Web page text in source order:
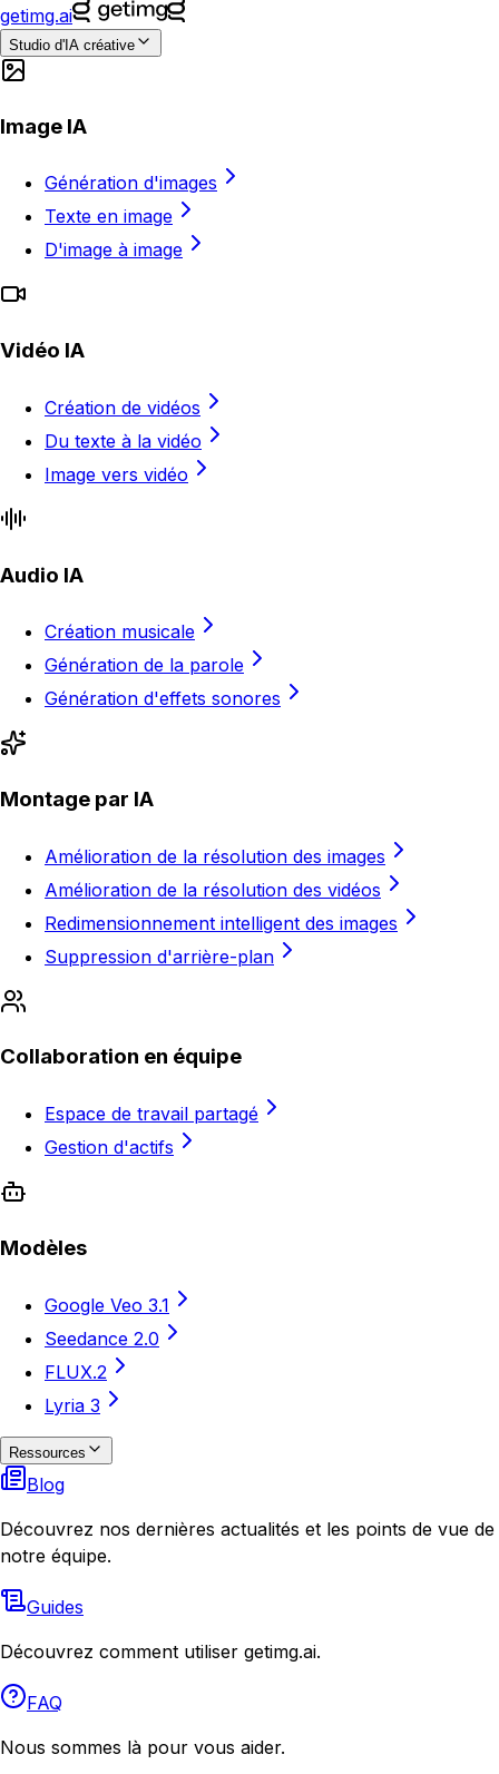
getimg.ai
Studio d'IA créative
Image IA
Génération d'images
Texte en image
D'image à image
Vidéo IA
Création de vidéos
Du texte à la vidéo
Image vers vidéo
Audio IA
Création musicale
Génération de la parole
Génération d'effets sonores
Montage par IA
Amélioration de la résolution des images
Amélioration de la résolution des vidéos
Redimensionnement intelligent des images
Suppression d'arrière-plan
Collaboration en équipe
Espace de travail partagé
Gestion d'actifs
Modèles
Google Veo 3.1
Seedance 2.0
FLUX.2
Lyria 3
Ressources
Blog
Découvrez nos dernières actualités et les points de vue de
notre équipe.
Guides
Découvrez comment utiliser getimg.ai.
FAQ
Nous sommes là pour vous aider.